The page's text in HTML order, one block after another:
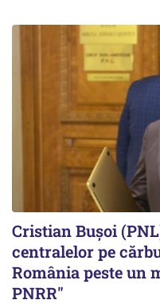
Cristian Bușoi
centralelor pe
România peste un
PNRR"